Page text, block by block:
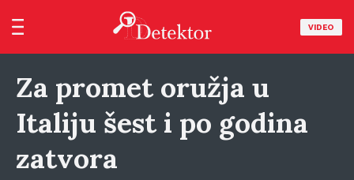
VIDEO
Za promet oružja u
Italiju šest i po godina
zatvora